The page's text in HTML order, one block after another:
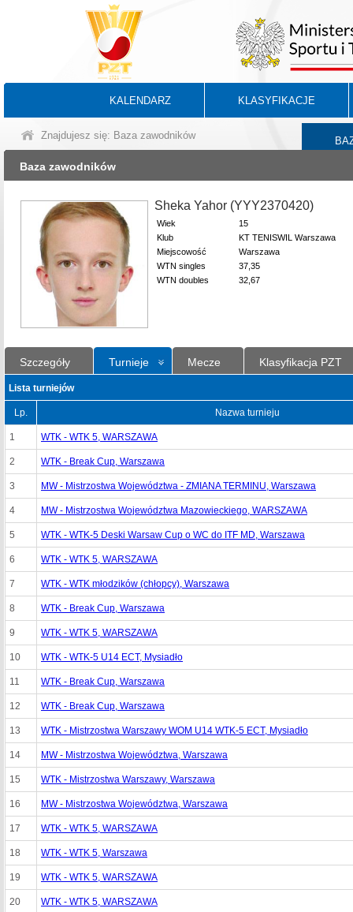
KALENDARZ KLASYFIKACJE
Znajdujesz się: Baza zawodników
Baza zawodników
Sheka Yahor (YYY2370420)
Wiek
15
Klub
KT TENISWIL Warszawa
Miejscowość
Warszawa
WTN singles
37,35
WTN doubles
32,67
Szczegóły Turnieje Mecze Klasyfikacja PZT
Lista turniejów
Lp. Nazwa turnieju
1 WTK - WTK 5, WARSZAWA
2 WTK - Break Cup, Warszawa
3 MW - Mistrzostwa Województwa - ZMIANA TERMINU, Warszawa
4 MW - Mistrzostwa Województwa Mazowieckiego, WARSZAWA
5 WTK - WTK-5 Deski Warsaw Cup o WC do ITF MD, Warszawa
6 WTK - WTK 5, WARSZAWA
7 WTK - WTK młodzików (chłopcy), Warszawa
8 WTK - Break Cup, Warszawa
9 WTK - WTK 5, WARSZAWA
10 WTK - WTK-5 U14 ECT, Mysiadło
11 WTK - Break Cup, Warszawa
12 WTK - Break Cup, Warszawa
13 WTK - Mistrzostwa Warszawy WOM U14 WTK-5 ECT, Mysiadło
14 MW - Mistrzostwa Województwa, Warszawa
15 WTK - Mistrzostwa Warszawy, Warszawa
16 MW - Mistrzostwa Województwa, Warszawa
17 WTK - WTK 5, WARSZAWA
18 WTK - WTK 5, Warszawa
19 WTK - WTK 5, WARSZAWA
20 WTK - WTK 5, WARSZAWA